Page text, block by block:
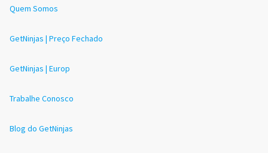
Quem Somos
GetNinjas | Preço Fechado
GetNinjas | Europ
Trabalhe Conosco
Blog do GetNinjas